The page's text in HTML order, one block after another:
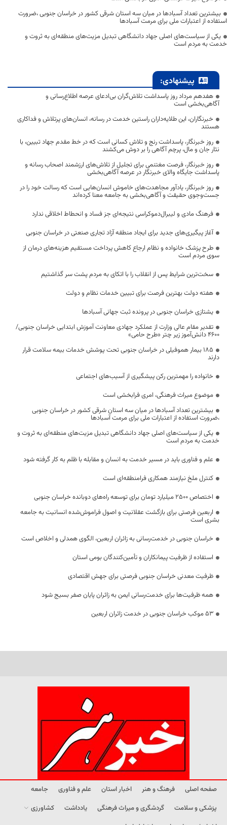
بیشترین تعداد آسبادها در میان سه استان شرقی کشور در خراسان جنوبی ،ضرورت
استفاده از اعتبارات ملی برای مرمت آسبادها
یکی از سیاست‌های اصلی جهاد دانشگاهی تبدیل مزیت‌های منطقه‌ای به ثروت و
خدمت به مردم است
پیشنهادی:
هفدهم مرداد روز پاسداشت تلاش‌گران بی‌ادعای عرصه اطلاع‌رسانی و
آگاهی‌بخشی است
خبرنگاران، این طلایه‌داران راستین خدمت در رسانه، انسان‌های پرتلاش و فداکاری
هستند
روز خبرنگار، پاسداشت رنج و تلاش کسانی است که در خط مقدم جهاد تبیین، با
نثار جان و مال، پرچم آگاهی را بر دوش می‌کشند
روز خبرنگار، فرصت مغتنمی برای تجلیل از تلاش‌های ارزشمند اصحاب رسانه و
پاسداشت جایگاه والای خبرنگار در عرصه آگاهی‌بخشی
روز خبرنگار، یادآور مجاهدت‌های خاموش انسان‌هایی است که رسالت خود را در
جست‌وجوی حقیقت و آگاهی‌بخشی به جامعه معنا کرده‌اند
فرهنگ مادی و لیبرال‌دموکراسی نتیجه‌ای جز فساد و انحطاط اخلاقی ندارد
آغاز پیگیری‌های جدید برای ایجاد منطقه آزاد تجاری صنعتی در خراسان جنوبی
طرح پزشک خانواده و نظام ارجاع کاهش پرداخت مستقیم هزینه‌های درمان از
سوی مردم است
سخت‌ترین شرایط پس از انقلاب را با اتکای به مردم پشت سر گذاشتیم
هفته دولت بهترین فرصت برای تبیین خدمات نظام و دولت
یشتازی خراسان جنوبی در پرونده ثبت جهانی آسبادها
تقدیر مقام عالی وزارت از عملکرد جهادی معاونت آموزش ابتدایی خراسان جنوبی/
۴۶۰۰ دانش‌آموز زیر چتر «طرح حامی»
۱۸۵ بیمار هموفیلی در خراسان جنوبی تحت پوشش خدمات بیمه سلامت قرار
دارند
خانواده را مهمترین رکن پیشگیری از آسیب‌های اجتماعی
موضوع میراث فرهنگی، امری فرابخشی است
بیشترین تعداد آسبادها در میان سه استان شرقی کشور در خراسان جنوبی
،ضرورت استفاده از اعتبارات ملی برای مرمت آسبادها
یکی از سیاست‌های اصلی جهاد دانشگاهی تبدیل مزیت‌های منطقه‌ای به ثروت و
خدمت به مردم است
علم و فناوری باید در مسیر خدمت به انسان و مقابله با ظلم به کار گرفته شود
کنترل ملخ نیازمند همکاری فرامنطقه‌ای است
اختصاص 2500 میلیارد تومان برای توسعه راه‌های دوبانده خراسان جنوبی
اربعین فرصتی برای بازگشت عقلانیت و اصول فراموش‌شده انسانیت به جامعه
بشری است
خراسان جنوبی در خدمت‌رسانی به زائران اربعین، الگوی همدلی و اخلاص است
استفاده از ظرفیت پیمانکاران و تأمین‌کنندگان بومی استان
ظرفیت معدنی خراسان جنوبی فرصتی برای جهش اقتصادی
همه ظرفیت‌ها برای خدمت‌رسانی ایمن به زائران پایان صفر بسیج شود
53 موکب خراسان جنوبی در خدمت زائران اربعین
صفحه اصلی فرهنگ و هنر اخبار استان علم و فناوری
جامعه
پزشکی و سلامت
گردشگری و میراث فرهنگی یادداشت
کشاورزی